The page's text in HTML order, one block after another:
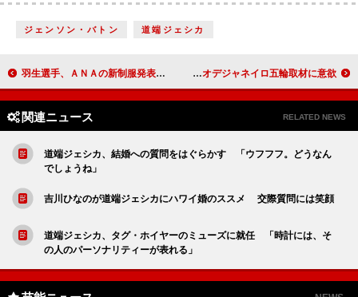
ジェンソン・バトン 道端ジェシカ
羽生選手、ＡＮＡの新制服発表会に出席 「共通点は努力して変化し続けるところ」 要潤、名前入りのウイスキーを贈られ「２文字で良かった」 平井理央、リオデジャネイロ五輪取材に意欲
関連ニュース RELATED NEWS
道端ジェシカ、結婚への質問をはぐらかす 「ウフフフ。どうなん
でしょうね」
吉川ひなのが道端ジェシカにハワイ婚のススメ 交際質問には笑顔
道端ジェシカ、タグ・ホイヤーのミューズに就任 「時計には、そ
の人のパーソナリティーが表れる」